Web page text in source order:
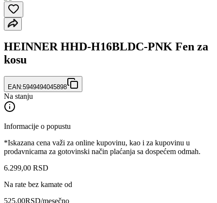
HEINNER HHD-H16BLDC-PNK Fen za
kosu
EAN:5949494045898
Na stanju
Informacije o popustu
*Iskazana cena važi za online kupovinu, kao i za kupovinu u
prodavnicama za gotovinski način plaćanja sa dospećem odmah.
6.299,00 RSD
Na rate bez kamate od
525,00RSD/mesečno